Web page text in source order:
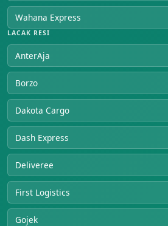
Wahana Express
LACAK RESI
AnterAja
Borzo
Dakota Cargo
Dash Express
Deliveree
First Logistics
Gojek